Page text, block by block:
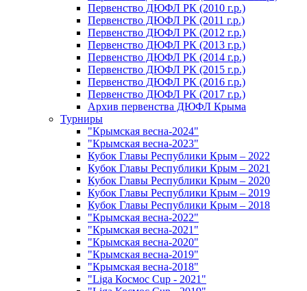
Первенство ДЮФЛ РК (2010 г.р.)
Первенство ДЮФЛ РК (2011 г.р.)
Первенство ДЮФЛ РК (2012 г.р.)
Первенство ДЮФЛ РК (2013 г.р.)
Первенство ДЮФЛ РК (2014 г.р.)
Первенство ДЮФЛ РК (2015 г.р.)
Первенство ДЮФЛ РК (2016 г.р.)
Первенство ДЮФЛ РК (2017 г.р.)
Архив первенства ДЮФЛ Крыма
Турниры
"Крымская весна-2024"
"Крымская весна-2023"
Кубок Главы Республики Крым – 2022
Кубок Главы Республики Крым – 2021
Кубок Главы Республики Крым – 2020
Кубок Главы Республики Крым – 2019
Кубок Главы Республики Крым – 2018
"Крымская весна-2022"
"Крымская весна-2021"
"Крымская весна-2020"
"Крымская весна-2019"
"Крымская весна-2018"
"Liga Космос Cup - 2021"